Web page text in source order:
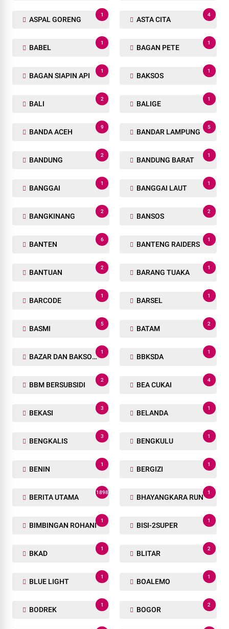
ASPAL GORENG
1
ASTA CITA
4
BABEL
1
BAGAN PETE
1
BAGAN SIAPIN API
1
BAKSOS
1
BALI
2
BALIGE
1
BANDA ACEH
9
BANDAR LAMPUNG
5
BANDUNG
2
BANDUNG BARAT
1
BANGGAI
1
BANGGAI LAUT
1
BANGKINANG
2
BANSOS
2
BANTEN
6
BANTENG RAIDERS
1
BANTUAN
2
BARANG TUAKA
1
BARCODE
1
BARSEL
1
BASMI
5
BATAM
2
BAZAR DAN BAKSOS RAMADHAN
1
BBKSDA
1
BBM BERSUBSIDI
2
BEA CUKAI
4
BEKASI
3
BELANDA
1
BENGKALIS
3
BENGKULU
1
BENIN
1
BERGIZI
1
BERITA UTAMA
1898
BHAYANGKARA RUN
1
BIMBINGAN ROHANI
1
BISI-2SUPER
1
BKAD
1
BLITAR
2
BLUE LIGHT
1
BOALEMO
1
BODREK
1
BOGOR
2